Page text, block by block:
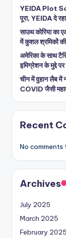
YEIDA Plot
पूरा, YEIDA दे
साउथ कोरिया का
में कुशल श्रमिकों की
अमेरिका के साथ
इमिग्रेशन के मुद्दे
चीन में वुहान लैब में
COVID जैसी
Recent
No comments
Archives
July 2025
March 2025
February 2025